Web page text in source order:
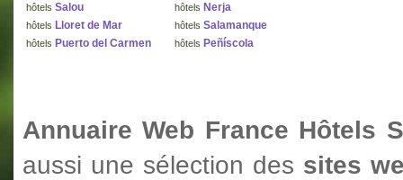
hôtels Salou
hôtels Lloret de Mar
hôtels Puerto del Carmen
hôtels Nerja
hôtels Salamanque
hôtels Peñíscola
Annuaire Web France Hôtels
aussi une sélection des sites